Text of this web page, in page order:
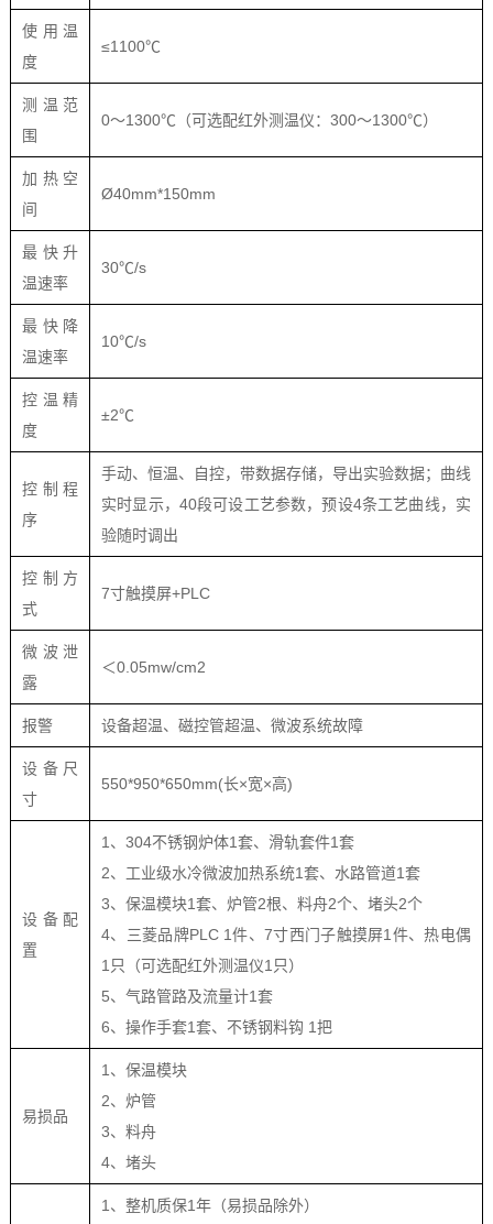
使用温
度
≤1100℃
测温范
围
0～1300℃（可选配红外测温仪：300～1300℃）
加热空
间
Ø40mm*150mm
最快升
温速率
30℃/s
最快降
温速率
10℃/s
控温精
度
±2℃
控制程
序
手动、恒温、自控，带数据存储，导出实验数据；曲线
实时显示，40段可设工艺参数，预设4条工艺曲线，实
验随时调出
控制方
式
7寸触摸屏+PLC
微波泄
露
＜0.05mw/cm2
报警 设备超温、磁控管超温、微波系统故障
设备尺
寸
550*950*650mm(长×宽×高)
设备配
置
1、304不锈钢炉体1套、滑轨套件1套
2、工业级水冷微波加热系统1套、水路管道1套
3、保温模块1套、炉管2根、料舟2个、堵头2个
4、三菱品牌PLC 1件、7寸西门子触摸屏1件、热电偶
1只（可选配红外测温仪1只）
5、气路管路及流量计1套
6、操作手套1套、不锈钢料钩 1把
易损品
1、保温模块
2、炉管
3、料舟
4、堵头
1、整机质保1年（易损品除外）